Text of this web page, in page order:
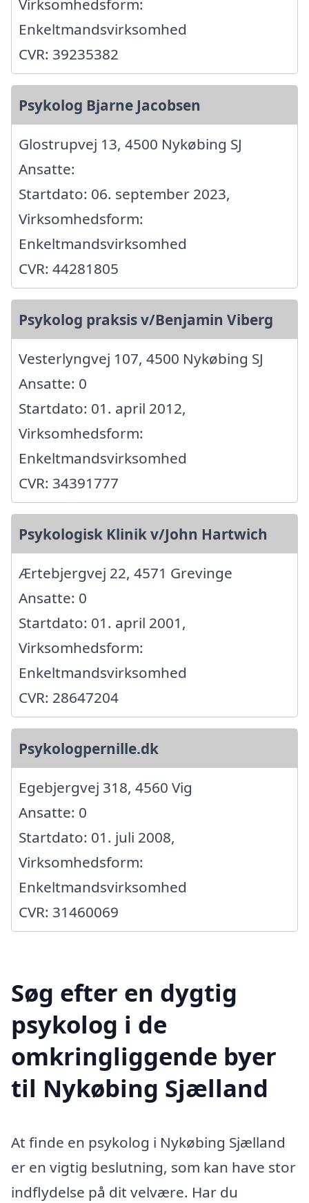
Virksomhedsform:
Enkeltmandsvirksomhed
CVR: 39235382
Psykolog Bjarne Jacobsen
Glostrupvej 13, 4500 Nykøbing SJ
Ansatte:
Startdato: 06. september 2023,
Virksomhedsform:
Enkeltmandsvirksomhed
CVR: 44281805
Psykolog praksis v/Benjamin Viberg
Vesterlyngvej 107, 4500 Nykøbing SJ
Ansatte: 0
Startdato: 01. april 2012,
Virksomhedsform:
Enkeltmandsvirksomhed
CVR: 34391777
Psykologisk Klinik v/John Hartwich
Ærtebjergvej 22, 4571 Grevinge
Ansatte: 0
Startdato: 01. april 2001,
Virksomhedsform:
Enkeltmandsvirksomhed
CVR: 28647204
Psykologpernille.dk
Egebjergvej 318, 4560 Vig
Ansatte: 0
Startdato: 01. juli 2008,
Virksomhedsform:
Enkeltmandsvirksomhed
CVR: 31460069
Søg efter en dygtig
psykolog i de
omkringliggende byer
til Nykøbing Sjælland
At finde en psykolog i Nykøbing Sjælland
er en vigtig beslutning, som kan have stor
indflydelse på dit velvære. Har du